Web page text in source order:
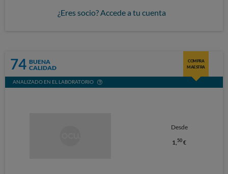
¿Eres socio? Accede a tu cuenta
74 BUENA
CALIDAD
COMPRA
MAESTRA
ANALIZADO EN EL LABORATORIO
Desde
1,50 €